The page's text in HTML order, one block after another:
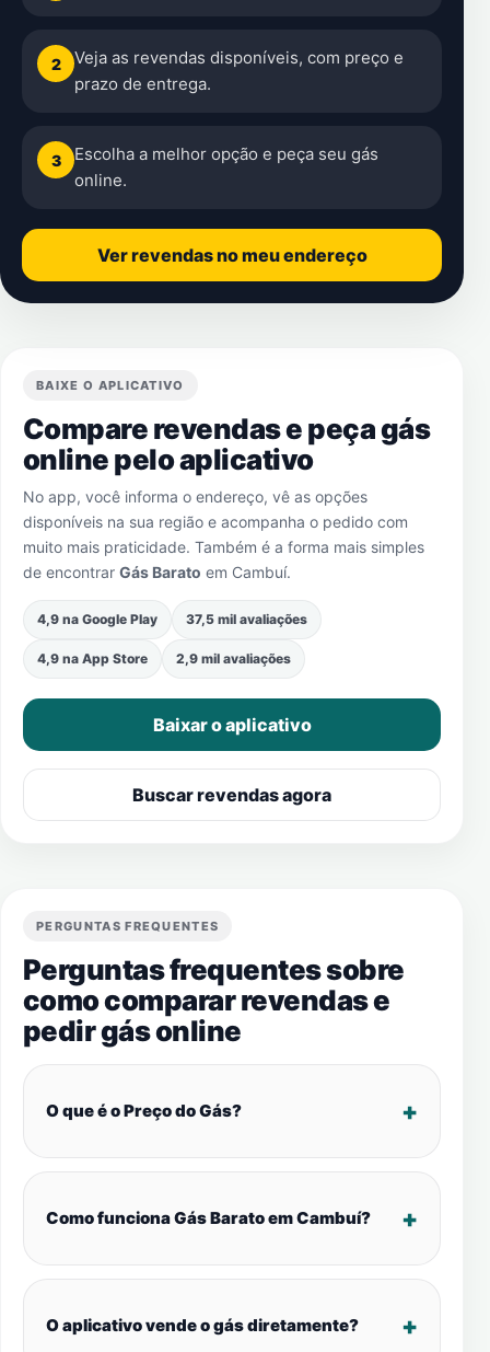
2
Veja as revendas disponíveis, com preço e
prazo de entrega.
3
Escolha a melhor opção e peça seu gás
online.
Ver revendas no meu endereço
BAIXE O APLICATIVO
Compare revendas e peça gás
online pelo aplicativo
No app, você informa o endereço, vê as opções
disponíveis na sua região e acompanha o pedido com
muito mais praticidade. Também é a forma mais simples
de encontrar Gás Barato em Cambuí.
4,9 na Google Play 37,5 mil avaliações
4,9 na App Store 2,9 mil avaliações
Baixar o aplicativo
Buscar revendas agora
PERGUNTAS FREQUENTES
Perguntas frequentes sobre
como comparar revendas e
pedir gás online
O que é o Preço do Gás?
Como funciona Gás Barato em Cambuí?
O aplicativo vende o gás diretamente?